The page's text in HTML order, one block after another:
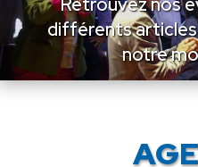
différents
notre